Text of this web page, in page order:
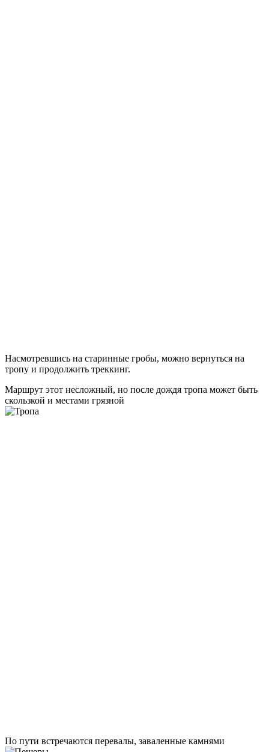
Насмотревшись на старинные гробы, можно вернуться на
тропу и продолжить треккинг.
Маршрут этот несложный, но после дождя тропа может быть
скользкой и местами грязной
По пути встречаются перевалы, заваленные камнями